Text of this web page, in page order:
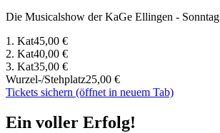
Die Musicalshow der KaGe Ellingen - Sonntag
1. Kat45,00 €
2. Kat40,00 €
3. Kat35,00 €
Wurzel-/Stehplatz25,00 €
Tickets sichern (öffnet in neuem Tab)
Ein voller Erfolg!